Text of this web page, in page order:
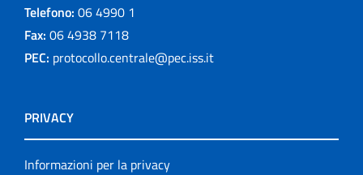
Telefono: 06 4990 1
Fax: 06 4938 7118
PEC: protocollo.centrale@pec.iss.it
PRIVACY
Informazioni per la privacy